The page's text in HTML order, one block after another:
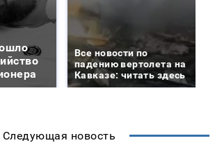
Все новости по
падению вертолета на
Кавказе: читать здесь
Следующая новость